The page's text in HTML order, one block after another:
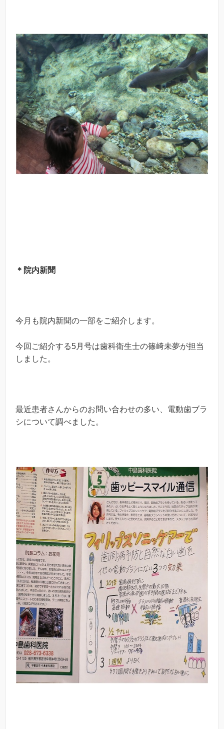
＊院内新聞
今月も院内新聞の一部をご紹介します。
今回ご紹介する5月号は歯科衛生士の篠﨑未夢が担当
しました。
最近患者さんからのお問い合わせの多い、電動歯ブラ
シについて調べました。